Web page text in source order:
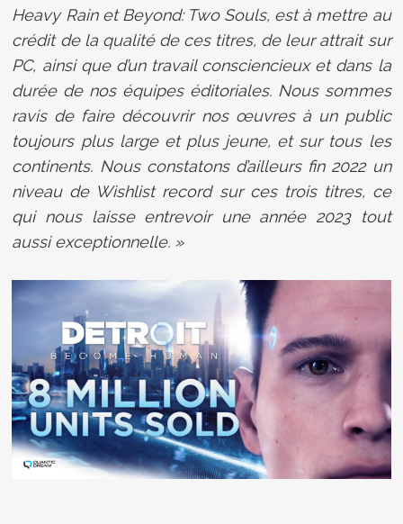
Heavy Rain et Beyond: Two Souls, est à mettre au
crédit de la qualité de ces titres, de leur attrait sur
PC, ainsi que d’un travail consciencieux et dans la
durée de nos équipes éditoriales. Nous sommes
ravis de faire découvrir nos œuvres à un public
toujours plus large et plus jeune, et sur tous les
continents. Nous constatons d’ailleurs fin 2022 un
niveau de Wishlist record sur ces trois titres, ce
qui nous laisse entrevoir une année 2023 tout
aussi exceptionnelle. »